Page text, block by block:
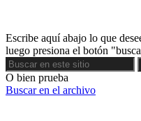
Escribe aquí abajo lo que
luego presiona el botón
Buscar
O bien prueba
Buscar en el archivo